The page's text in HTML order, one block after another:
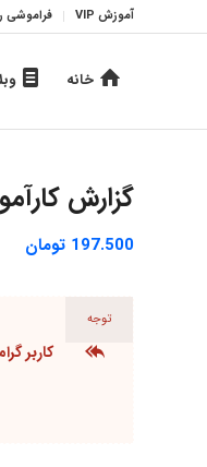
آموزش VIP فراموشی
خانه
گزارش
197.500 تومان
توجه
کاربر